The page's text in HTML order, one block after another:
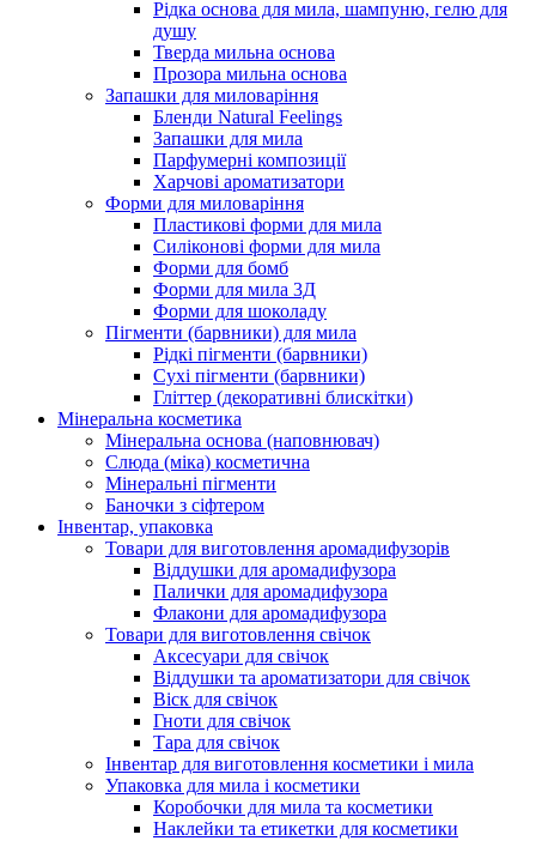
Рідка основа для мила, шампуню, гелю для
душу
Тверда мильна основа
Прозора мильна основа
Запашки для миловаріння
Бленди Natural Feelings
Запашки для мила
Парфумерні композиції
Харчові ароматизатори
Форми для миловаріння
Пластикові форми для мила
Силіконові форми для мила
Форми для бомб
Форми для мила 3Д
Форми для шоколаду
Пігменти (барвники) для мила
Рідкі пігменти (барвники)
Сухі пігменти (барвники)
Гліттер (декоративні блискітки)
Мінеральна косметика
Мінеральна основа (наповнювач)
Слюда (міка) косметична
Мінеральні пігменти
Баночки з сіфтером
Інвентар, упаковка
Товари для виготовлення аромадифузорів
Віддушки для аромадифузора
Палички для аромадифузора
Флакони для аромадифузора
Товари для виготовлення свічок
Аксесуари для свічок
Віддушки та ароматизатори для свічок
Віск для свічок
Гноти для свічок
Тара для свічок
Інвентар для виготовлення косметики і мила
Упаковка для мила і косметики
Коробочки для мила та косметики
Наклейки та етикетки для косметики